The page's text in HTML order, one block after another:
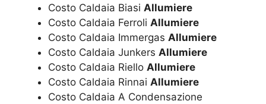
Costo Caldaia Biasi Allumiere
Costo Caldaia Ferroli Allumiere
Costo Caldaia Immergas Allumiere
Costo Caldaia Junkers Allumiere
Costo Caldaia Riello Allumiere
Costo Caldaia Rinnai Allumiere
Costo Caldaia A Condensazione